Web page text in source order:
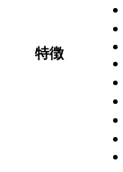
特徴